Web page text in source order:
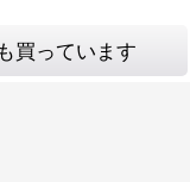
買っています